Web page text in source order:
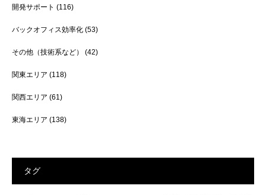
開発サポート (116)
バックオフィス効率化 (53)
その他（技術系など） (42)
関東エリア (118)
関西エリア (61)
東海エリア (138)
タグ